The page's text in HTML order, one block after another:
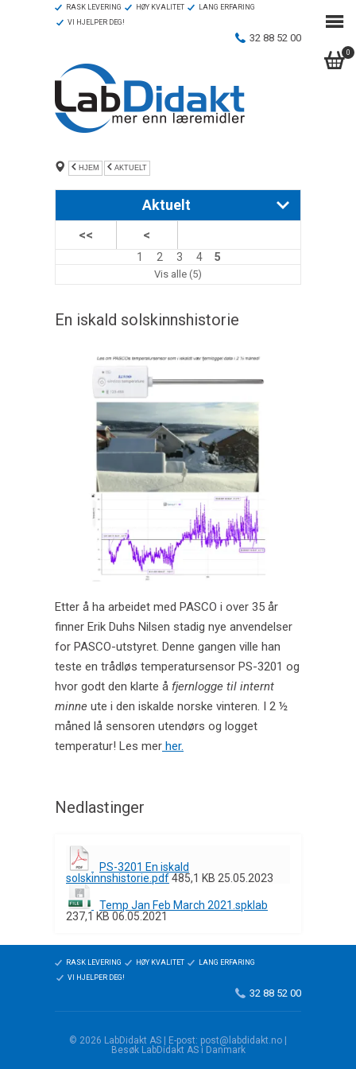
0
RASK LEVERING HØY KVALITET
LANG ERFARING
VI HJELPER DEG!
32 88 52 00
HJEM AKTUELT
Aktuelt
Lærertilbud på CASIOs lommeregnere!
Vi søker Key Teacher for matematikk og fysikk
<< <
1 2 3 4 5
Vis alle (5)
En iskald solskinnshistorie
Etter å ha arbeidet med PASCO i over 35 år
finner Erik Duhs Nilsen stadig nye anvendelser
for PASCO-utstyret. Denne gangen ville han
teste en trådløs temperatursensor PS-3201 og
hvor godt den klarte å fjernlogge til internt
minne ute i den iskalde norske vinteren. I 2 ½
måned lå sensoren utendørs og logget
temperatur! Les mer her.
Nedlastinger
PS-3201 En iskald
solskinnshistorie.pdf485,1 KB 25.05.2023
Temp Jan Feb March 2021.spklab
237,1 KB 06.05.2021
RASK LEVERING HØY KVALITET
LANG ERFARING
VI HJELPER DEG!
32 88 52 00
© 2026 LabDidakt AS | E-post: post@labdidakt.no |
Besøk LabDidakt AS i Danmark